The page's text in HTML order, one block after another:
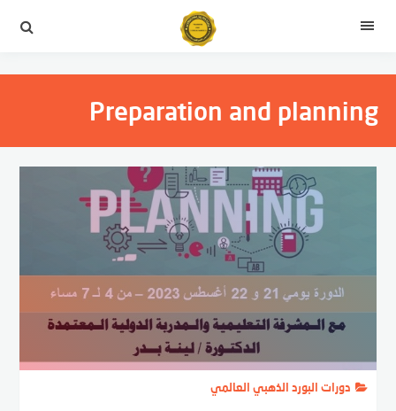
Preparation and planning
دورات البورد الذهبي العالمي